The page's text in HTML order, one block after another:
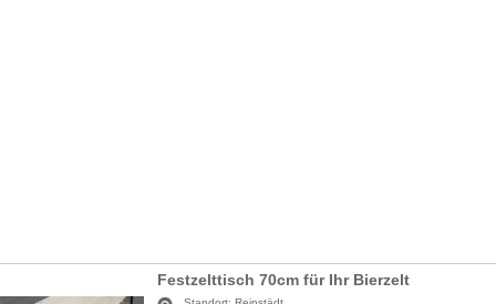
Festzelttisch 70cm für Ihr Bierzelt